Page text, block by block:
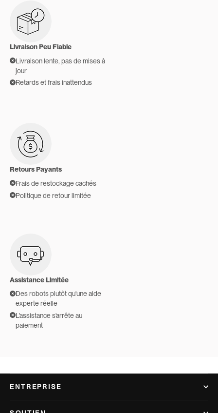
Livraison Peu Fiable
Livraison lente, pas de mises à
jour
Retards et frais inattendus
Retours Payants
Frais de restockage cachés
Politique de retour limitée
Assistance Limitée
Des robots plutôt qu'une aide
experte réelle
L'assistance s'arrête au
paiement
ENTREPRISE